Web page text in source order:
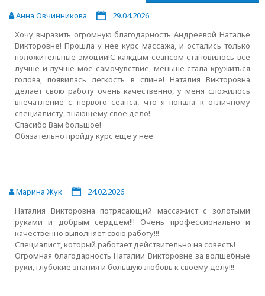
Анна Овчинникова
29.04.2026
Хочу выразить огромную благодарность Андреевой Наталье
Викторовне! Прошла у нее курс массажа, и остались только
положительные эмоции!С каждым сеансом становилось все
лучше и лучше мое самочувствие, меньше стала кружиться
голова, появилась легкость в спине! Наталия Викторовна
делает свою работу очень качественно, у меня сложилось
впечатление с первого сеанса, что я попала к отличному
специалисту, знающему свое дело!
Спасибо Вам большое!
Обязательно пройду курс еще у нее
Марина Жук
24.02.2026
Наталия Викторовна потрясающий массажист с золотыми
руками и добрым сердцем!!! Очень профессионально и
качественно выполняет свою работу!!!
Специалист, который работает действительно на совесть!
Огромная благодарность Наталии Викторовне за волшебные
руки, глубокие знания и большую любовь к своему делу!!!